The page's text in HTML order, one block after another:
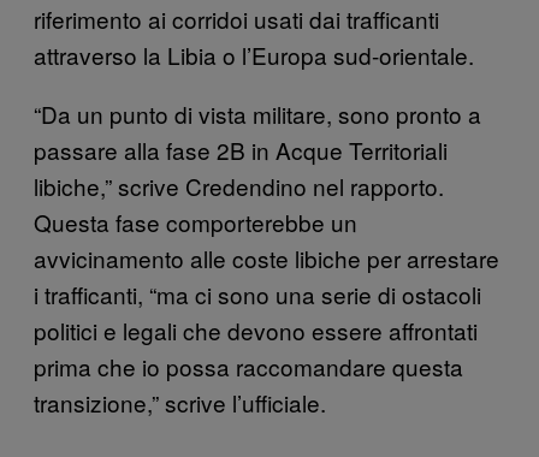
riferimento ai corridoi usati dai trafficanti
attraverso la Libia o l’Europa sud-orientale.
“Da un punto di vista militare, sono pronto a
passare alla fase 2B in Acque Territoriali
libiche,” scrive Credendino nel rapporto.
Questa fase comporterebbe un
avvicinamento alle coste libiche per arrestare
i trafficanti, “ma ci sono una serie di ostacoli
politici e legali che devono essere affrontati
prima che io possa raccomandare questa
transizione,” scrive l’ufficiale.